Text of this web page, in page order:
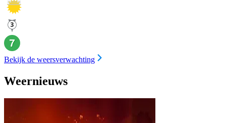
Bekijk de weersverwachting
Weernieuws